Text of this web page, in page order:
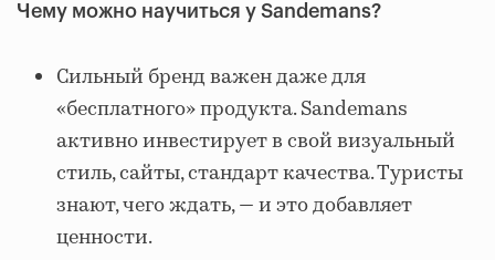
Чему можно научиться у Sandemans?
Сильный бренд важен даже для
«бесплатного» продукта. Sandemans
активно инвестирует в свой визуальный
стиль, сайты, стандарт качества. Туристы
знают, чего ждать, — и это добавляет
ценности.